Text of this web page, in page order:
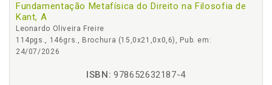
Fundamentação Metafísica do Direito na Filosofia de
Kant, A
Leonardo Oliveira Freire
114pgs., 146grs., Brochura (15,0x21,0x0,6), Pub. em:
24/07/2026
ISBN: 978652632187-4